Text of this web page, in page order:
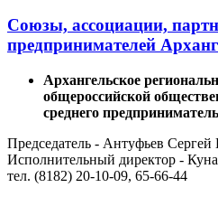
Союзы, ассоциации,
предпринимателей
Архангельское
общероссийской
среднего
Председатель - Антуфьев
Исполнительный директор -
тел. (8182) 20-10-09, 65-66-44